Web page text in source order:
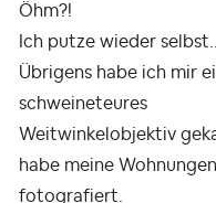
Öhm?!
Ich putze wieder selbst...
Übrigens habe ich mir
schweineteures
Weitwinkelobjektiv
habe meine
fotografiert.